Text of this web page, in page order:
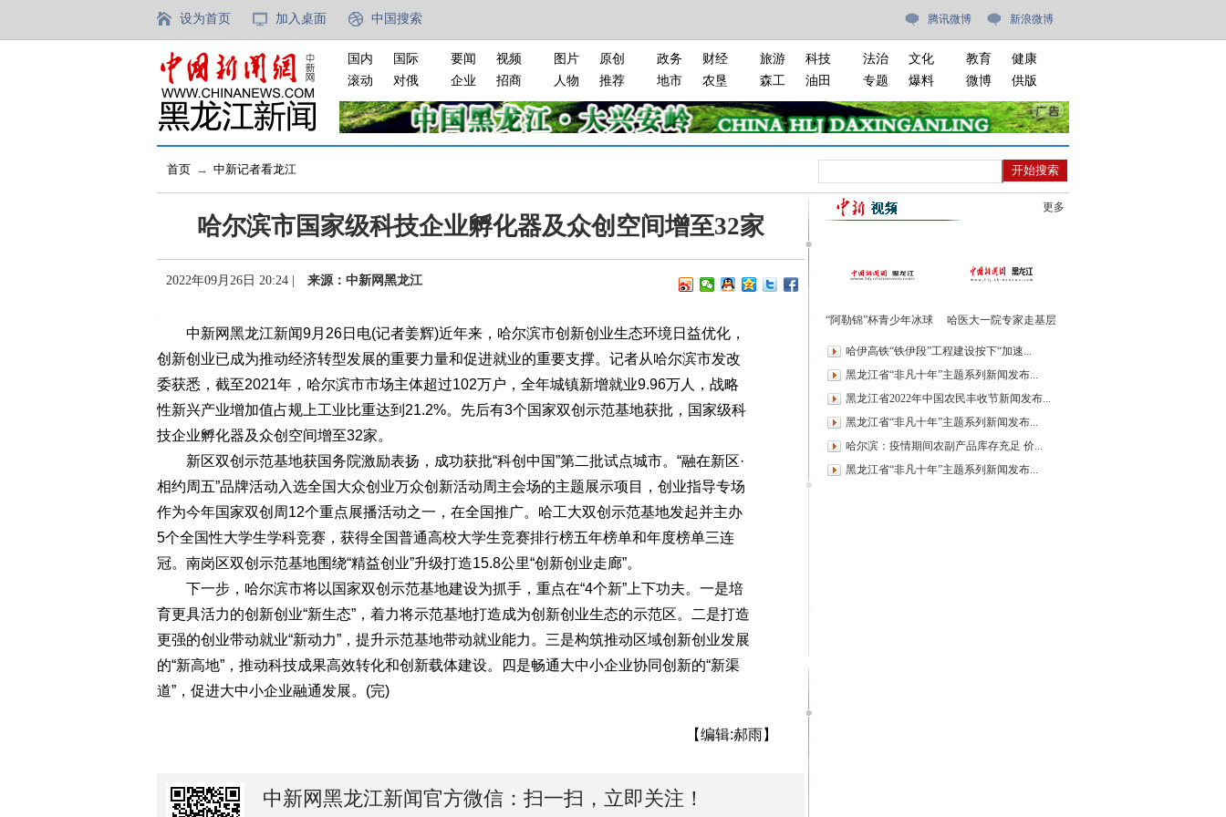
设为首页 加入桌面 中国搜索 腾讯微博 新浪微博
国内
国际
滚动
对俄
要闻
视频
企业
招商
图片
原创
人物
推荐
政务
财经
地市
农垦
旅游
科技
森工
油田
法治
文化
专题
爆料
教育
健康
微博
供版
首页 → 中新记者看龙江
哈尔滨市国家级科技企业孵化器及众创空间增至32家
2022年09月26日 20:24 | 来源：中新网黑龙江
中新网黑龙江新闻9月26日电(记者姜辉)近年来，哈尔滨市创新创业生态环境日益优化，
创新创业已成为推动经济转型发展的重要力量和促进就业的重要支撑。记者从哈尔滨市发改
委获悉，截至2021年，哈尔滨市市场主体超过102万户，全年城镇新增就业9.96万人，战略
性新兴产业增加值占规上工业比重达到21.2%。先后有3个国家双创示范基地获批，国家级科
技企业孵化器及众创空间增至32家。
新区双创示范基地获国务院激励表扬，成功获批“科创中国”第二批试点城市。“融在新区·
相约周五”品牌活动入选全国大众创业万众创新活动周主会场的主题展示项目，创业指导专场
作为今年国家双创周12个重点展播活动之一，在全国推广。哈工大双创示范基地发起并主办
5个全国性大学生学科竞赛，获得全国普通高校大学生竞赛排行榜五年榜单和年度榜单三连
冠。南岗区双创示范基地围绕“精益创业”升级打造15.8公里“创新创业走廊”。
下一步，哈尔滨市将以国家双创示范基地建设为抓手，重点在“4个新”上下功夫。一是培
育更具活力的创新创业“新生态”，着力将示范基地打造成为创新创业生态的示范区。二是打造
更强的创业带动就业“新动力”，提升示范基地带动就业能力。三是构筑推动区域创新创业发展
的“新高地”，推动科技成果高效转化和创新载体建设。四是畅通大中小企业协同创新的“新渠
道”，促进大中小企业融通发展。(完)
【编辑:郝雨】
中新网黑龙江新闻官方微信：扫一扫，立即关注！
更多
“阿勒锦”杯青少年冰球
哈医大一院专家走基层
哈伊高铁“铁伊段”工程建设按下“加速...
黑龙江省“非凡十年”主题系列新闻发布...
黑龙江省2022年中国农民丰收节新闻发布...
黑龙江省“非凡十年”主题系列新闻发布...
哈尔滨：疫情期间农副产品库存充足 价...
黑龙江省“非凡十年”主题系列新闻发布...